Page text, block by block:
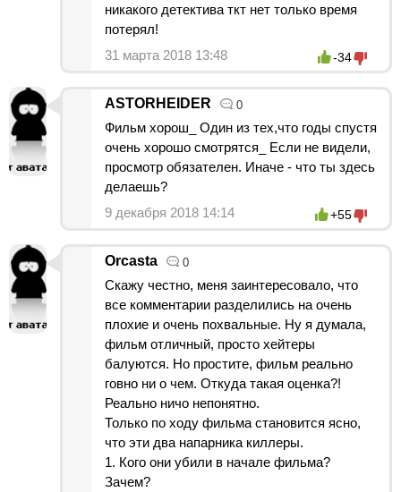
никакого детектива ткт нет только время
потерял!
31 марта 2018 13:48
-34
ASTORHEIDER 0
Фильм хорош_ Один из тех,что годы спустя
очень хорошо смотрятся_ Если не видели,
просмотр обязателен. Иначе - что ты здесь
делаешь?
9 декабря 2018 14:14
+55
Orcasta 0
Скажу честно, меня заинтересовало, что
все комментарии разделились на очень
плохие и очень похвальные. Ну я думала,
фильм отличный, просто хейтеры
балуются. Но простите, фильм реально
говно ни о чем. Откуда такая оценка?!
Реально ничо непонятно.
Только по ходу фильма становится ясно,
что эти два напарника киллеры.
1. Кого они убили в начале фильма?
Зачем?